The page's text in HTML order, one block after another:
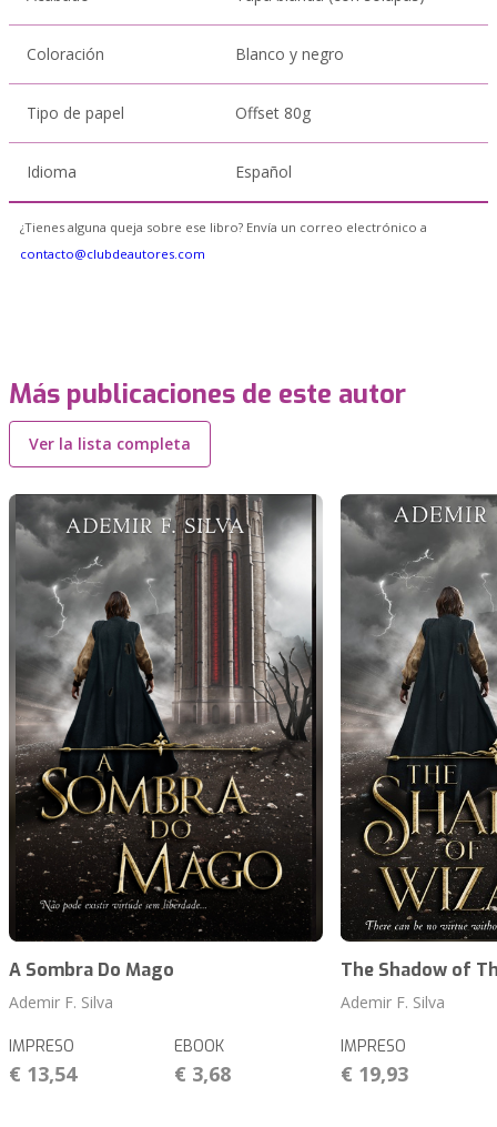
Coloración Blanco y negro
Tipo de papel Offset 80g
Idioma Español
¿Tienes alguna queja sobre ese libro? Envía un correo electrónico a
contacto@clubdeautores.com
Más publicaciones de este autor
Ver la lista completa
A Sombra Do Mago
Ademir F. Silva
IMPRESO
€ 13,54
EBOOK
€ 3,68
The Shadow of
Ademir F. Silva
IMPRESO
€ 19,93